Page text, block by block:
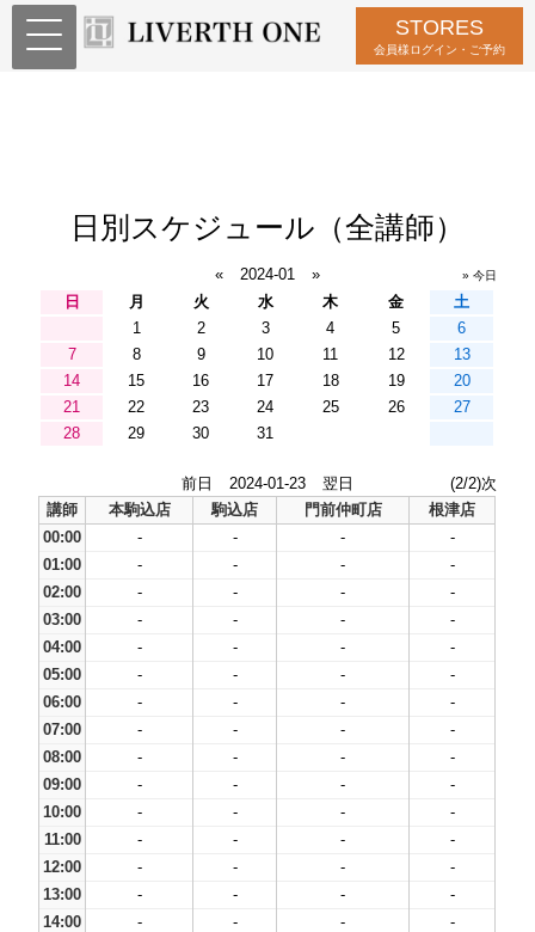
STORES
会員様ログイン・ご予約
日別スケジュール（全講師）
« 2024-01 » » 今日
日 月 火 水 木 金
土
1
2 3 4 5
6
7
8 9 10 11 12
13
14
15 16 17 18 19
20
21
22 23 24 25 26
27
28
29 30 31
前日 2024-01-23 翌日
(2/2)次
講師
本駒込店 駒込店 門前仲町店
根津店
00:00
- - -
-
01:00
- - -
-
02:00
- - -
-
03:00
- - -
-
04:00
- - -
-
05:00
- - -
-
06:00
- - -
-
07:00
- - -
-
08:00
- - -
-
09:00
- - -
-
10:00
- - -
-
11:00
- - -
-
12:00
- - -
-
13:00
- - -
-
14:00
- - -
-